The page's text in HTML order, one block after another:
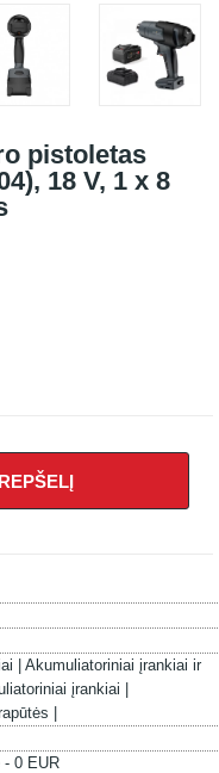
pistoletas
18 V, 1 x 8
| Akumuliatoriniai įrankiai ir
įrankiai |
|
- 0 EUR